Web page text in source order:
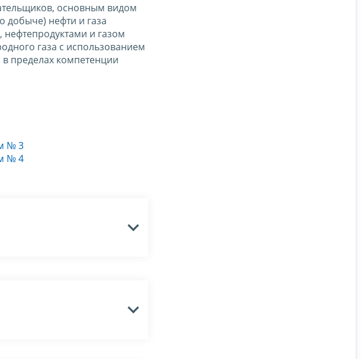
основным видом
добыче) нефти и газа
и газом
газа с использованием
пределах компетенции
№ 3
№ 4